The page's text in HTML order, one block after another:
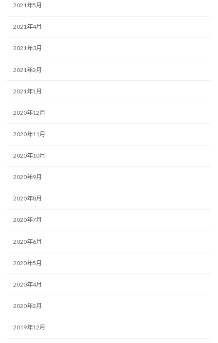
2021年5月
2021年4月
2021年3月
2021年2月
2021年1月
2020年12月
2020年11月
2020年10月
2020年9月
2020年8月
2020年7月
2020年6月
2020年5月
2020年4月
2020年2月
2019年12月